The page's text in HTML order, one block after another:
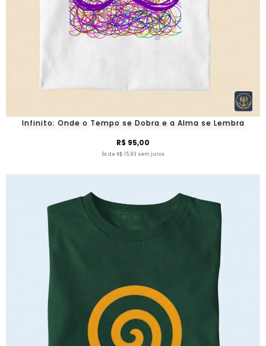
Infinito: Onde o Tempo se Dobra e a Alma se Lembra
R$ 95,00
6x de R$ 15,83 sem juros